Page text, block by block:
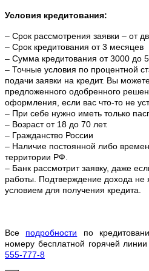
Условия кредитования:
– Срок рассмотрения заявки – от
– Срок кредитования от 3 месяцев
– Сумма кредитования от 3000 до
– Точные условия по процентной
подачи заявки на кредит. Вы
предложенного одобренного
оформления, если вас что-то не
– При себе нужно иметь только
– Возраст от 18 до 70 лет.
– Гражданство России
– Наличие постоянной либо
территории РФ.
– Банк рассмотрит заявку, даже
работы. Подтверждение дохода не
условием для получения кредита.
Все подробности по
номеру бесплатной горячей
555-777-8